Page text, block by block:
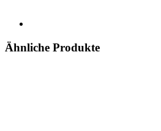
Ähnliche Produkte